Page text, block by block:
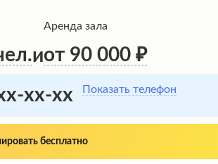
и
Аренда зала
от 90 000
xx-xx Показать телефон
бесплатно